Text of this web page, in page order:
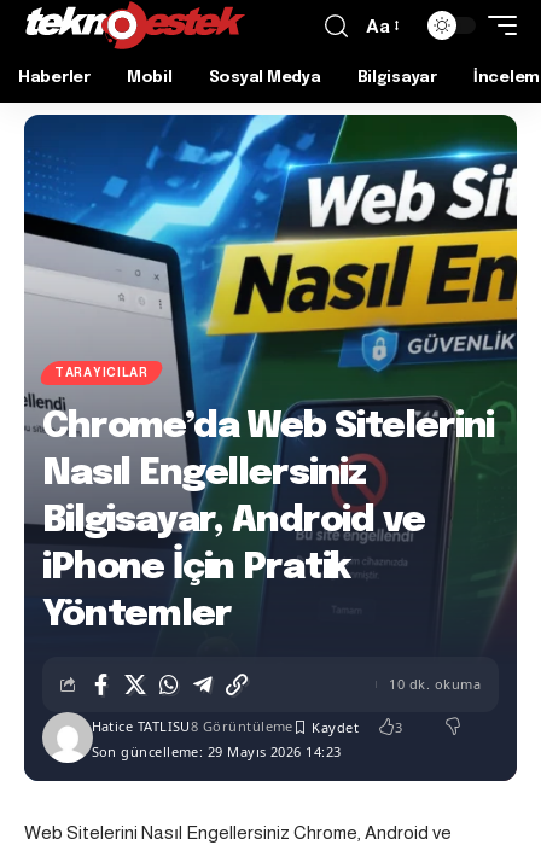
Aa
Haberler Mobil Sosyal Medya Bilgisayar
TARAYICILAR
Chrome’da Web Sitelerini
Nasıl Engellersiniz
Bilgisayar, Android ve
iPhone İçin Pratik
Yöntemler
Son güncelleme: 29 Mayıs 2026 14:23
Hatice TATLISU8 Görüntüleme 3
10 dk. okuma
Web Sitelerini Nasıl Engellersiniz Chrome, Android ve